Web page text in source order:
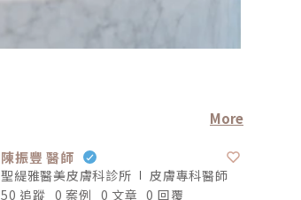
More
陳振豐 醫師
聖緹雅醫美皮膚科診所 皮膚專科醫師
50 追蹤 0 案例 0 文章 0 回覆